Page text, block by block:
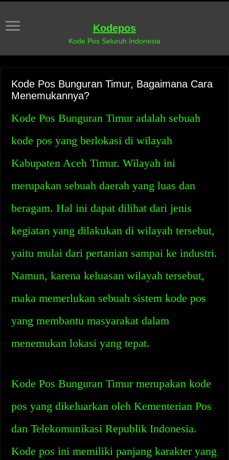
Kodepos
Kode Pos Seluruh Indonesia
Kode Pos Bunguran Timur, Bagaimana Cara
Menemukannya?
Kode Pos Bunguran Timur adalah sebuah
kode pos yang berlokasi di wilayah
Kabupaten Aceh Timur. Wilayah ini
merupakan sebuah daerah yang luas dan
beragam. Hal ini dapat dilihat dari jenis
kegiatan yang dilakukan di wilayah tersebut,
yaitu mulai dari pertanian sampai ke industri.
Namun, karena keluasan wilayah tersebut,
maka memerlukan sebuah sistem kode pos
yang membantu masyarakat dalam
menemukan lokasi yang tepat.
Kode Pos Bunguran Timur merupakan kode
pos yang dikeluarkan oleh Kementerian Pos
dan Telekomunikasi Republik Indonesia.
Kode pos ini memiliki panjang karakter yang